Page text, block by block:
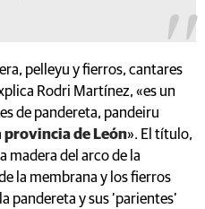
pelleyu y fierros, cantares
Rodri Martínez, «es un
de pandereta, pandeiru
provincia de León». El título,
madera del arco de la
la membrana y los fierros
pandereta y sus ‘parientes’